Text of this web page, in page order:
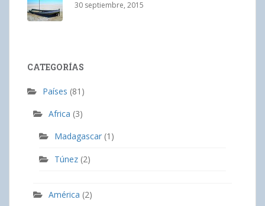
30 septiembre, 2015
CATEGORÍAS
Países (81)
Africa (3)
Madagascar (1)
Túnez (2)
América (2)